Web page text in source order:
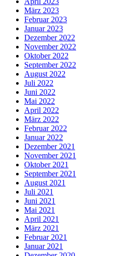
März 2023
Februar 2023
Januar 2023
Dezember 2022
November 2022
Oktober 2022
September 2022
August 2022
Juli 2022
Juni 2022
Mai 2022
April 2022
März 2022
Februar 2022
Januar 2022
Dezember 2021
November 2021
Oktober 2021
September 2021
August 2021
Juli 2021
Juni 2021
Mai 2021
April 2021
März 2021
Februar 2021
Januar 2021